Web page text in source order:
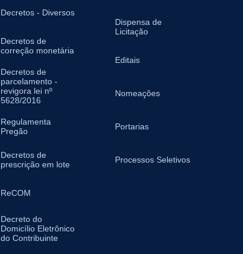
Decretos - Diversos
Decretos de
correção monetária
Decretos de
parcelamento -
revigora lei nº
5628/2016
Regulamenta
Pregão
Decretos de
prescrição em lote
ReCOM
Decreto do
Domicílio Eletrônico
do Contribuinte
Dispensa de
Licitação
Editais
Nomeações
Portarias
Processos Seletivos